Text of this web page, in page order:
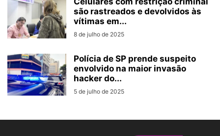
são rastreados e devolvidos às
vítimas em...
8 de julho de 2025
Polícia de SP prende suspeito
envolvido na maior invasão
hacker do...
5 de julho de 2025